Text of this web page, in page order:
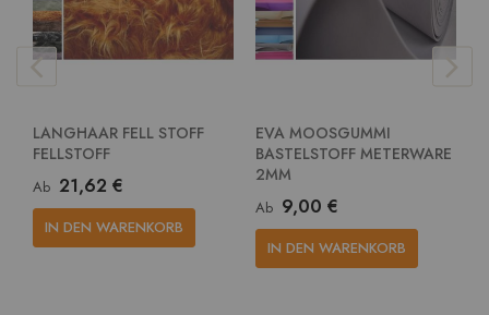
LANGHAAR FELL STOFF
FELLSTOFF
Ab 21,62 €
IN DEN WARENKORB
EVA MOOSGUMMI
BASTELSTOFF METERWARE
2MM
Ab 9,00 €
IN DEN WARENKORB